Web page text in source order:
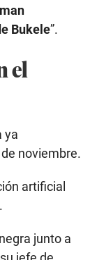
Bukele”.
el
ya
noviembre.
artificial
junto a